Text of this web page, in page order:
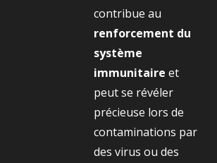
contribue au
renforcement du
système
immunitaire et
peut se révéler
précieuse lors de
contaminations par
des virus ou des